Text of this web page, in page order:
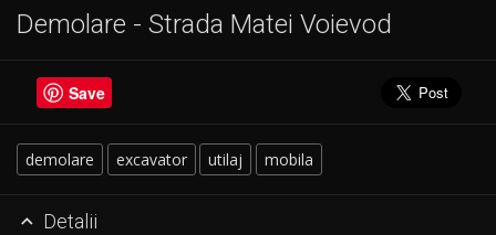
Demolare - Strada Matei Voievod
Save
demolare excavator utilaj mobila
 Detalii